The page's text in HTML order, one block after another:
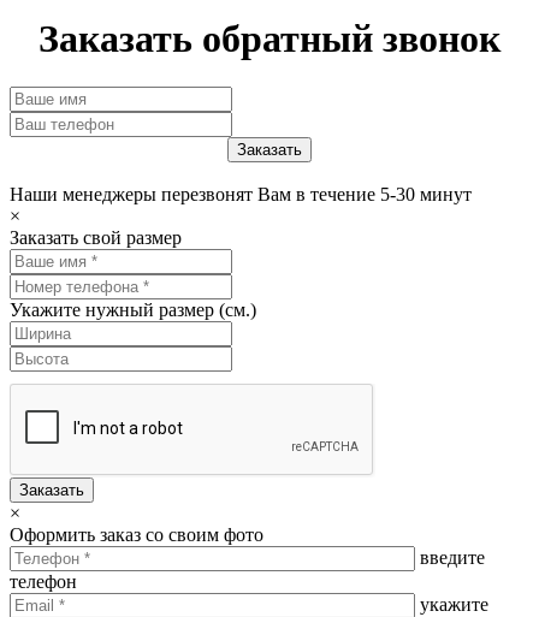
Заказать обратный звонок
Наши менеджеры перезвонят Вам в течение 5-30 минут
×
Заказать свой размер
Укажите нужный размер (см.)
Заказать
×
Оформить заказ со своим фото
введите
телефон
укажите